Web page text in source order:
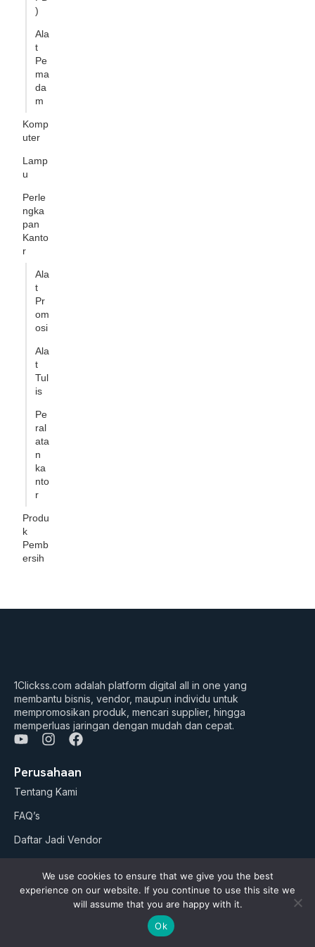
)
Ala
t
Pe
ma
da
m
Komp
uter
Lamp
u
Perle
ngka
pan
Kanto
r
Ala
t
Pr
om
osi
Ala
t
Tul
is
Pe
ral
ata
n
ka
nto
r
Produ
k
Pemb
ersih
1Clickss.com adalah platform digital all in one yang
membantu bisnis, vendor, maupun individu untuk
mempromosikan produk, mencari supplier, hingga
memperluas jaringan dengan mudah dan cepat.
Y
u
t
u
b
e
I
s
t
a
a
F
c
e
b
k
Perusahaan
Tentang Kami
FAQ’s
Daftar Jadi Vendor
Artikel
We use cookies to ensure that we give you the best
experience on our website. If you continue to use this site we
will assume that you are happy with it.
Ok